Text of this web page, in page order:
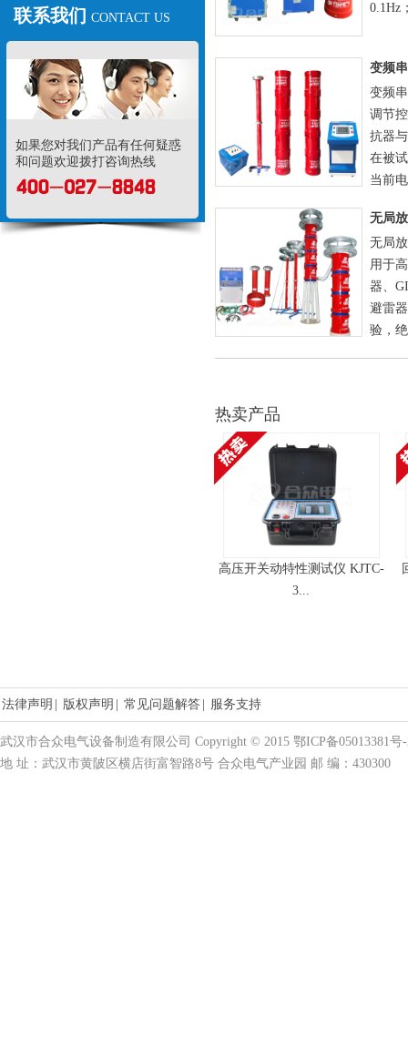
联系我们 CONTACT US
如果您对我们产品有任何疑惑
和问题欢迎拨打咨询热线
0.1Hz
变频
调节
抗器
在被
当前
无局
用于
器、
避雷
验，
热卖产品
高压开关动特性测试仪 KJTC-
3...
法律声明 版权声明 常见问题解答 服务支持
武汉市合众电气设备制造有限公司 Copyright © 2015 鄂ICP备05013381号
地 址：武汉市黄陂区横店街富智路8号 合众电气产业园 邮 编：430300